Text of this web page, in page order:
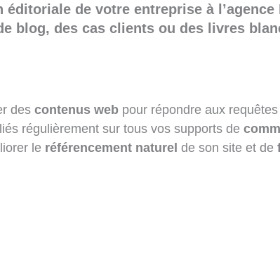
de votre entreprise à l’agence
blog, des cas clients ou des livres
des contenus web pour répondre aux
régulièrement sur tous vos supports de
le référencement naturel de son site et de